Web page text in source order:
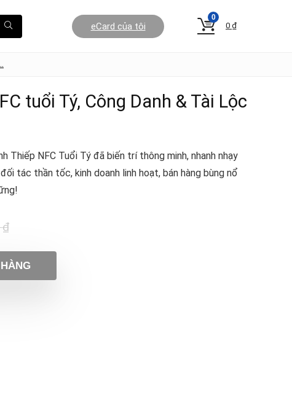
eCard của tôi
0
0 ₫
tuổi Tý, Công Danh & Tài Lộc
Thiếp NFC Tuổi Tý đã biến trí thông minh, nhanh nhạy
tác thần tốc, kinh doanh linh hoạt, bán hàng bùng nổ
₫